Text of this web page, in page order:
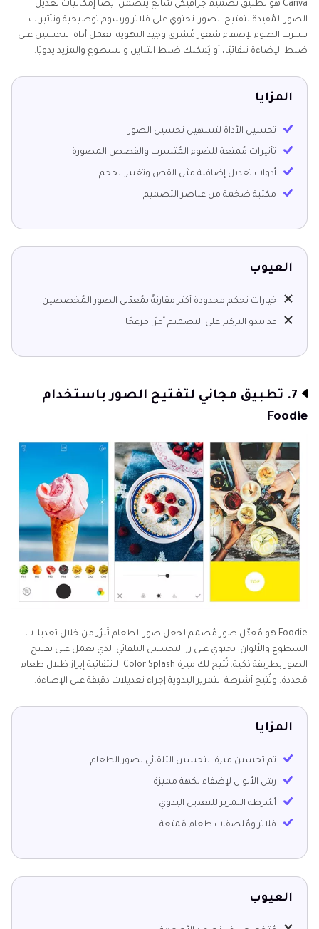
Canva هو تطبيق تصميم جرافيكي شائع يتضمن أيضًا إمكانيات تعديل
الصور المُفيدة لتفتيح الصور. تحتوي على فلاتر ورسوم توضيحية وتأثيرات
تسرب الضوء لإضفاء شعور مُشرق وجيد التهوية. تعمل أداة التحسين على
ضبط الإضاءة تلقائيًا، أو يُمكنك ضبط التباين والسطوع والمزيد يدويًا.
المزايا
تحسين الأداة لتسهيل تحسين الصور
تأثيرات مُمتعة للضوء المُتسرب والقصص المصورة
أدوات تعديل إضافية مثل القص وتغيير الحجم
مكتبة ضخمة من عناصر التصميم
العيوب
خيارات تحكم محدودة أكثر مقارنةً بمُعدّلي الصور المُخصصين.
قد يبدو التركيز على التصميم أمرًا مزعجًا
7. تطبيق مجاني لتفتيح الصور باستخدام
Foodie
Foodie هو مُعدّل صور مُصمم لجعل صور الطعام تَبرُز من خلال تعديلات
السطوع والألوان. يحتوي على زر التحسين التلقائي الذي يعمل على تفتيح
الصور بطريقة ذكية. تُتيح لك ميزة Color Splash الانتقائية إبراز ظلال طعام
مَحددة. وتُتيح أشرطة التمرير اليدوية إجراء تعديلات دقيقة على الإضاءة.
المزايا
تم تحسين ميزة التحسين التلقائي لصور الطعام
رش الألوان لإضفاء نكهة مميزة
أشرطة التمرير للتعديل اليدوي
فلاتر ومُلصقات طعام مُمتعة
العيوب